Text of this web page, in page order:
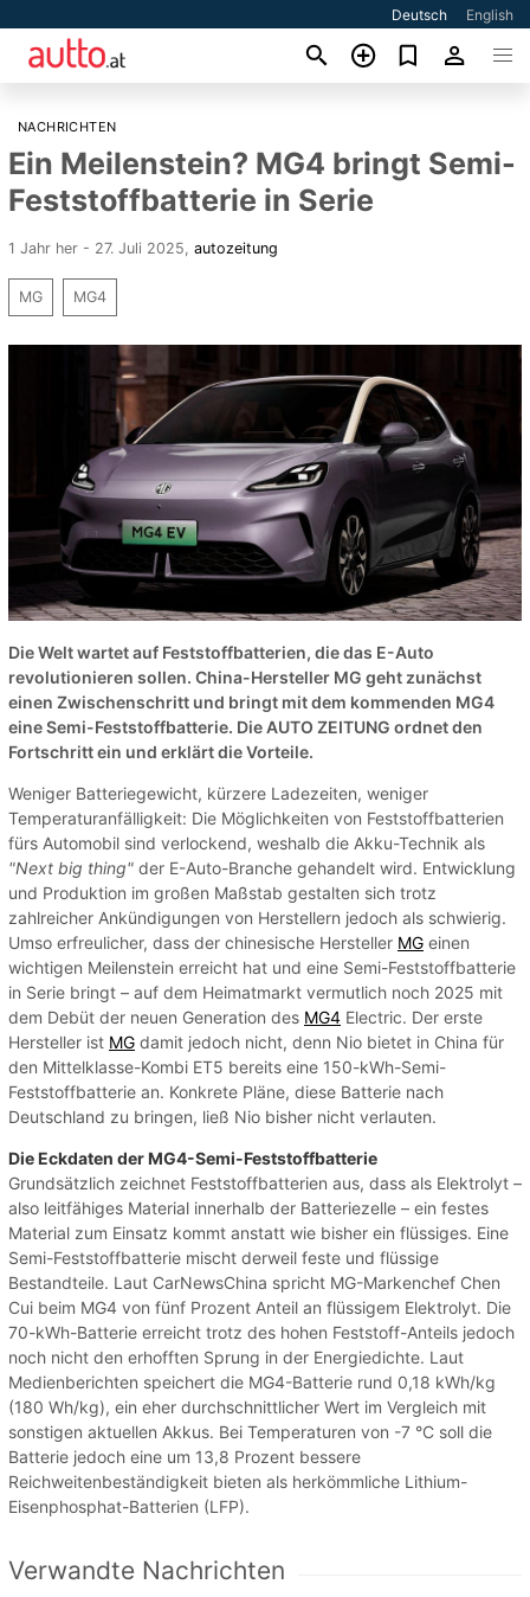
Deutsch English
NACHRICHTEN
Ein Meilenstein? MG4 bringt Semi-
Feststoffbatterie in Serie
1 Jahr her - 27. Juli 2025 autozeitung
MG MG4
Die Welt wartet auf Feststoffbatterien, die das E-Auto
revolutionieren sollen. China-Hersteller MG geht zunächst
einen Zwischenschritt und bringt mit dem kommenden MG4
eine Semi-Feststoffbatterie. Die AUTO ZEITUNG ordnet den
Fortschritt ein und erklärt die Vorteile.
Weniger Batteriegewicht, kürzere Ladezeiten, weniger
Temperaturanfälligkeit: Die Möglichkeiten von Feststoffbatterien
fürs Automobil sind verlockend, weshalb die Akku-Technik als
"Next big thing" der E-Auto-Branche gehandelt wird. Entwicklung
und Produktion im großen Maßstab gestalten sich trotz
zahlreicher Ankündigungen von Herstellern jedoch als schwierig.
Umso erfreulicher, dass der chinesische Hersteller MG einen
wichtigen Meilenstein erreicht hat und eine Semi-Feststoffbatterie
in Serie bringt – auf dem Heimatmarkt vermutlich noch 2025 mit
dem Debüt der neuen Generation des MG4 Electric. Der erste
Hersteller ist MG damit jedoch nicht, denn Nio bietet in China für
den Mittelklasse-Kombi ET5 bereits eine 150-kWh-Semi-
Feststoffbatterie an. Konkrete Pläne, diese Batterie nach
Deutschland zu bringen, ließ Nio bisher nicht verlauten.
Die Eckdaten der MG4-Semi-Feststoffbatterie
Grundsätzlich zeichnet Feststoffbatterien aus, dass als Elektrolyt –
also leitfähiges Material innerhalb der Batteriezelle – ein festes
Material zum Einsatz kommt anstatt wie bisher ein flüssiges. Eine
Semi-Feststoffbatterie mischt derweil feste und flüssige
Bestandteile. Laut CarNewsChina spricht MG-Markenchef Chen
Cui beim MG4 von fünf Prozent Anteil an flüssigem Elektrolyt. Die
70-kWh-Batterie erreicht trotz des hohen Feststoff-Anteils jedoch
noch nicht den erhofften Sprung in der Energiedichte. Laut
Medienberichten speichert die MG4-Batterie rund 0,18 kWh/kg
(180 Wh/kg), ein eher durchschnittlicher Wert im Vergleich mit
sonstigen aktuellen Akkus. Bei Temperaturen von -7 °C soll die
Batterie jedoch eine um 13,8 Prozent bessere
Reichweitenbeständigkeit bieten als herkömmliche Lithium-
Eisenphosphat-Batterien (LFP).
Verwandte Nachrichten